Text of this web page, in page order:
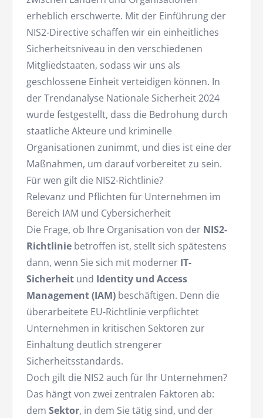
erheblich erschwerte. Mit der Einführung der
NIS2-Directive schaffen wir ein einheitliches
Sicherheitsniveau in den verschiedenen
Mitgliedstaaten, sodass wir uns als
geschlossene Einheit verteidigen können. In
der Trendanalyse Nationale Sicherheit 2024
wurde festgestellt, dass die Bedrohung durch
staatliche Akteure und kriminelle
Organisationen zunimmt, und dies ist eine der
Maßnahmen, um darauf vorbereitet zu sein.
Für wen gilt die NIS2-Richtlinie?
Relevanz und Pflichten für Unternehmen im
Bereich IAM und Cybersicherheit
Die Frage, ob Ihre Organisation von der NIS2-
Richtlinie betroffen ist, stellt sich spätestens
dann, wenn Sie sich mit moderner IT-
Sicherheit und Identity und Access
Management (IAM) beschäftigen. Denn die
überarbeitete EU-Richtlinie verpflichtet
Unternehmen in kritischen Sektoren zur
Einhaltung deutlich strengerer
Sicherheitsstandards.
Doch gilt die NIS2 auch für Ihr Unternehmen?
Das hängt von zwei zentralen Faktoren ab:
dem Sektor, in dem Sie tätig sind, und der